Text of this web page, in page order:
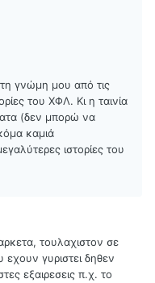
γνώμη μου από τις
του ΧΦΛ. Κι η ταινία
(δεν μπορώ να
καμιά
ιστορίες του
τουλαχιστον σε
γυριστει δηθεν
εξαιρεσεις π.χ. το